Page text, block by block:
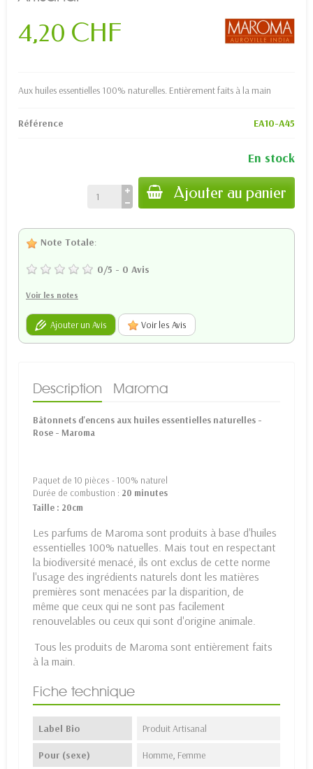
4,20 CHF
Aux huiles essentielles 100% naturelles. Entièrement faits à la main
Référence EA10-A45
En stock
Ajouter au panier
Note Totale:
0/5 - 0 Avis
Voir les notes
Ajouter un Avis Voir les Avis
Description Maroma
Bâtonnets d'encens aux huiles essentielles naturelles -
Rose - Maroma
Paquet de 10 pièces - 100% naturel
Durée de combustion : 20 minutes
Taille : 20cm
Les parfums de Maroma sont produits à base d'huiles
essentielles 100% natuelles. Mais tout en respectant
la biodiversité menacé, ils ont exclus de cette norme
l'usage des ingrédients naturels dont les matières
premières sont menacées par la disparition, de
même que ceux qui ne sont pas facilement
renouvelables ou ceux qui sont d'origine animale.
Tous les produits de Maroma sont entièrement faits
à la main.
Fiche technique
Label Bio Produit Artisanal
Pour (sexe) Homme, Femme